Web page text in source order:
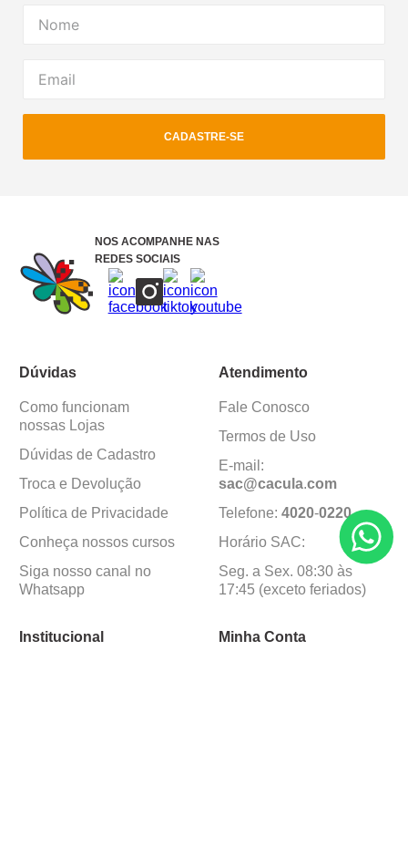
CADASTRE-SE
NOS ACOMPANHE NAS
REDES SOCIAIS
Dúvidas
Como funcionam
nossas Lojas
Dúvidas de Cadastro
Troca e Devolução
Política de Privacidade
Conheça nossos cursos
Siga nosso canal no
Whatsapp
Atendimento
Fale Conosco
Termos de Uso
E-mail:
sac@cacula.com
Telefone: 4020-0220
Horário SAC:
Seg. a Sex. 08:30 às
17:45 (exceto feriados)
Institucional Minha Conta